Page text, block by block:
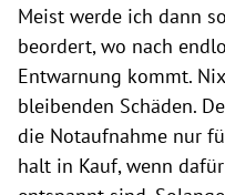
Meist werde ich dann
beordert, wo nach
Entwarnung kommt.
bleibenden Schäden.
die Notaufnahme nur
halt in Kauf, wenn